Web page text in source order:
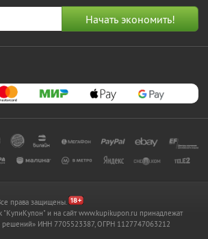
права защищены.
"КупиКупон" и на сайт www.kupikupon.ru принадлежат
решений» ИНН 7705523387, ОГРН 1127747063212